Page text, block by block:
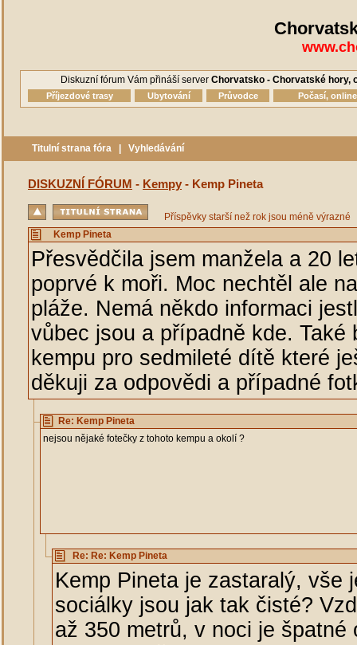
Diskuzní fórum Vám přináší server Chorvatsko - Chorvatské hory,
Příjezdové trasy Ubytování Průvodce Počasí,
Titulní strana fóra Vyhledávání
DISKUZNÍ FÓRUM - Kempy - Kemp Pineta
Příspěvky starší než rok jsou méně výrazné
Kemp Pineta
Přesvědčila jsem manžela a 20
poprvé k moři. Moc nechtěl ale
pláže. Nemá někdo informaci
vůbec jsou a případně kde. Také
kempu pro sedmileté dítě které
děkuji za odpovědi a případné
Re: Kemp Pineta
nejsou nějaké fotečky z tohoto kempu a okolí ?
Re: Re: Kemp Pineta
Kemp Pineta je zastaralý, vše
sociálky jsou jak tak čisté?
až 350 metrů, v noci je špatné